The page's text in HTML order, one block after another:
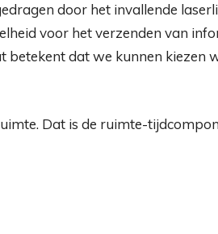
door het invallende
voor het verzenden van
dat we kunnen kiezen
Dat is de ruimte-